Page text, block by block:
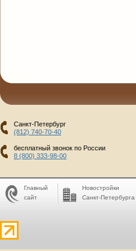
Санкт-Петербург
(812) 740-70-40
бесплатный звонок по России
8 (800) 333-98-00
Главный
сайт
Новостройки
Санкт-Петербурга